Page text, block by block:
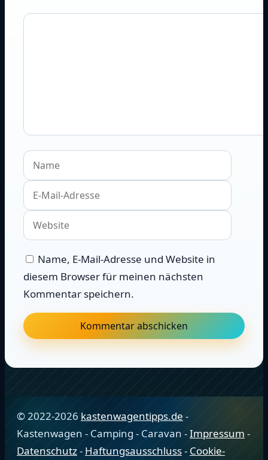
Kommentar
Name
E-
Mail-
Name, E-Mail-Adresse und Website in
diesem Browser für meinen nächsten
Kommentar speichern.
© 2022-2026 kastenwagentipps.de -
Kastenwagen - Camping - Caravan -Impressum -
Datenschutz- Haftungsausschluss- Cookie-